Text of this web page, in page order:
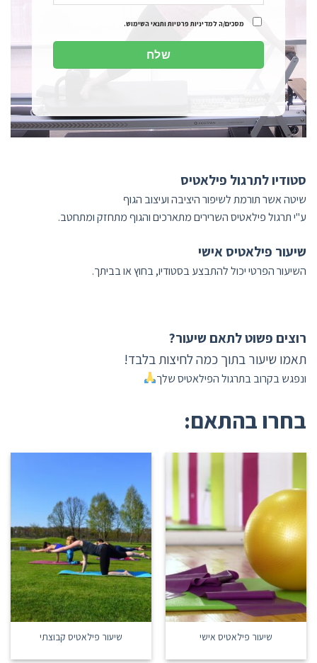
מסכים/ה למדיניות פרטיות ותנאי השימוש.
סטודיו לתרגול פילאטיס
שיטה אשר תורמת לשיפור היציבה ועיצוב הגוף
ע"י תרגול פילאטיס השרירים מתארכים והגוף מתחזק ומתחטב.
שיעור פילאטיס אישי
השיעור הפרטי יכול להתבצע בסטודיו, בחוץ או בביתך.
רוצים פשוט לתאם שיעור?
תאמו שיעור בתוך כמה לחיצות בלבד!
ונפגש בקרוב בתרגול הפילאטיס שלך
בחרו בהתאם:
שיעור פילאטיס אישי שיעור פילאטיס קבוצתי